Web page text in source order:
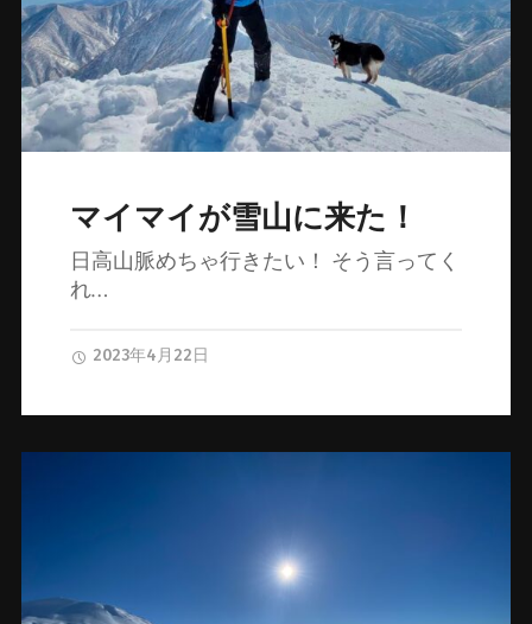
マイマイが雪山に来た！
日高山脈めちゃ行きたい！ そう言ってく
れ…
2023年4月22日